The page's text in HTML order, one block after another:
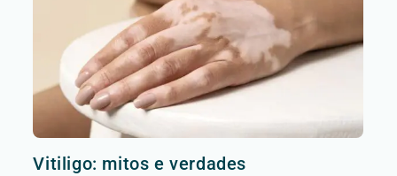
Vitiligo: mitos e verdades